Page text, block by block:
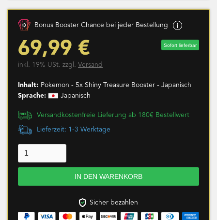
Bonus Booster Chance bei jeder Bestellung
69,99 € Sofort lieferbar
inkl. 19% USt. zzgl. Versand
Inhalt: Pokemon - 5x Shiny Treasure Booster - Japanisch
Sprache:
Japanisch
Versandkostenfreie Lieferung ab 180€ Bestellwert
Lieferzeit: 1-3 Werktage
Sicher bezahlen